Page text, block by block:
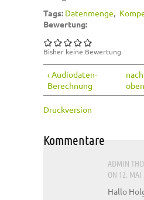
Tags: Datenmenge
Bewertung:
Bisher keine Bewertung
‹ Audiodaten-
Berechnung
nach
oben
Druckversion
Kommentare
ADMIN
ON 12. MAI
Hallo